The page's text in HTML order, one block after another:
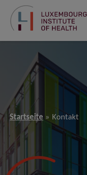
Startseite Kontakt